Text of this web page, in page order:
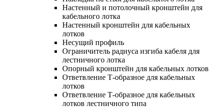
Настенный и потолочный кронштейн для
кабельного лотка
Настенный кронштейн для кабельных
лотков
Несущий профиль
Ограничитель радиуса изгиба кабеля для
лестничного лотка
Опорный кронштейн для кабельных лотков
Ответвление Т-образное для кабельных
лотков
Ответвление Т-образное для кабельных
лотков лестничного типа